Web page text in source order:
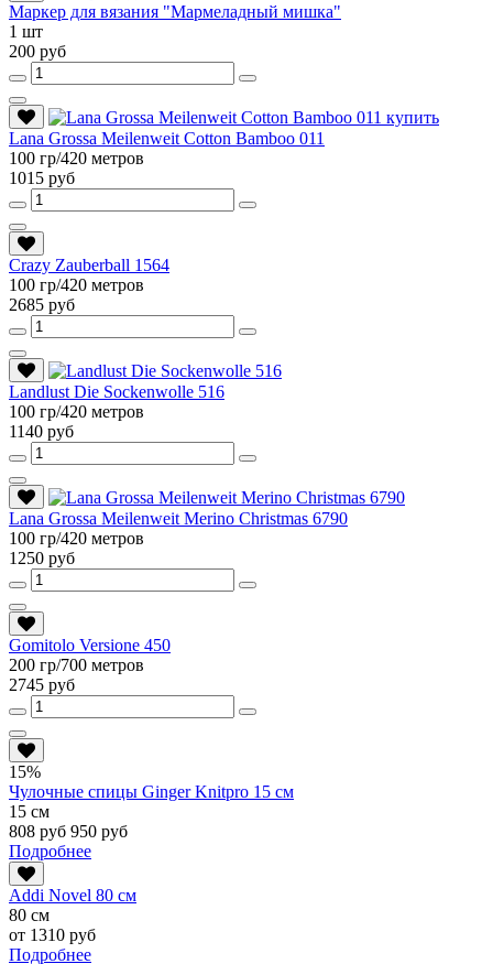
Маркер для вязания "Мармеладный мишка"
1 шт
200 руб
Lana Grossa Meilenweit Cotton Bamboo 011
100 гр/420 метров
1015 руб
Crazy Zauberball 1564
100 гр/420 метров
2685 руб
Landlust Die Sockenwolle 516
100 гр/420 метров
1140 руб
Lana Grossa Meilenweit Merino Christmas 6790
100 гр/420 метров
1250 руб
Gomitolo Versione 450
200 гр/700 метров
2745 руб
15%
Чулочные спицы Ginger Knitpro 15 см
15 см
808 руб 950 руб
Подробнее
Addi Novel 80 см
80 см
от 1310 руб
Подробнее